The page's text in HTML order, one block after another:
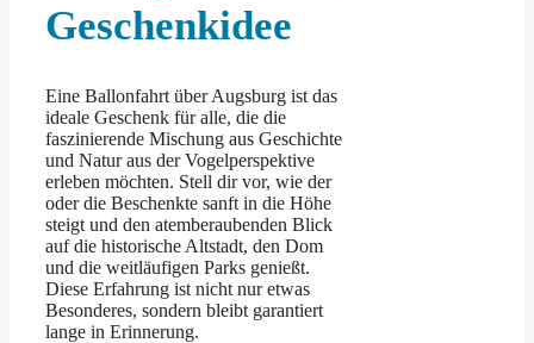
Geschenkidee
Eine Ballonfahrt über Augsburg ist das
ideale Geschenk für alle, die die
faszinierende Mischung aus Geschichte
und Natur aus der Vogelperspektive
erleben möchten. Stell dir vor, wie der
oder die Beschenkte sanft in die Höhe
steigt und den atemberaubenden Blick
auf die historische Altstadt, den Dom
und die weitläufigen Parks genießt.
Diese Erfahrung ist nicht nur etwas
Besonderes, sondern bleibt garantiert
lange in Erinnerung.